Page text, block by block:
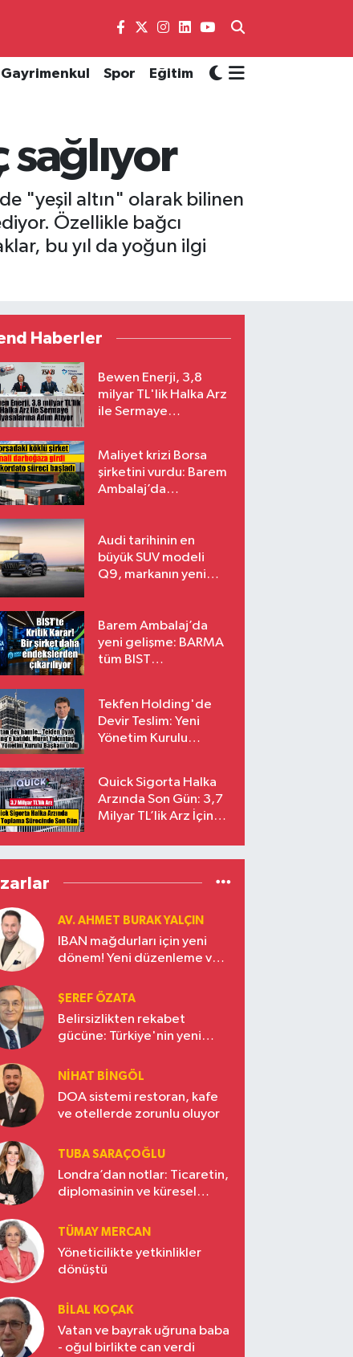
Gayrimenkul Spor Eğitim
sağlıyor
"yeşil altın" olarak bilinen
Özellikle bağcı
bu yıl da yoğun ilgi
Haberler
Bewen Enerji, 3,8
milyar TL'lik Halka Arz
ile Sermaye
Maliyet krizi Borsa
şirketini vurdu: Barem
Ambalaj’da
Audi tarihinin en
büyük SUV modeli
Q9, markanın yeni
Barem Ambalaj’da
yeni gelişme: BARMA
tüm BIST
Tekfen Holding'de
Devir Teslim: Yeni
Yönetim Kurulu
Quick Sigorta Halka
Arzında Son Gün: 3,7
Milyar TL’lik Arz İçin
Eriyor
AV. AHMET BURAK YALÇIN
IBAN mağdurları için yeni
dönem! Yeni düzenleme ve
ŞEREF ÖZATA
Belirsizlikten rekabet
gücüne: Türkiye'nin yeni
NIHAT BINGÖL
DOA sistemi restoran, kafe
ve otellerde zorunlu oluyor
TUBA SARAÇOĞLU
Londra’dan notlar: Ticaretin,
diplomasinin ve küresel
Türkiye’nin yükselen gücü
TÜMAY MERCAN
Yöneticilikte yetkinlikler
dönüştü
BILAL KOÇAK
Vatan ve bayrak uğruna baba
- oğul birlikte can verdi